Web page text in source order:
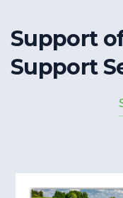
Support
Support